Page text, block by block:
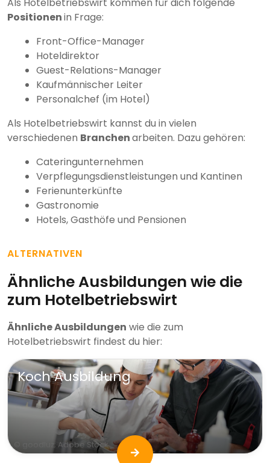
Als Hotelbetriebswirt kommen für dich folgende
Positionenin Frage:
Front-Office-Manager
Hoteldirektor
Guest-Relations-Manager
Kaufmännischer Leiter
Personalchef (im Hotel)
Als Hotelbetriebswirt kannst du in vielen
verschiedenen Branchenarbeiten. Dazu gehören:
Cateringunternehmen
Verpflegungsdienstleistungen und Kantinen
Ferienunterkünfte
Gastronomie
Hotels, Gasthöfe und Pensionen
ALTERNATIVEN
Ähnliche Ausbildungen wie die
zum Hotelbetriebswirt
Ähnliche Ausbildungen wie die zum
Hotelbetriebswirt findest du hier:
© goodluz; Adobe Stock
Koch Ausbildung